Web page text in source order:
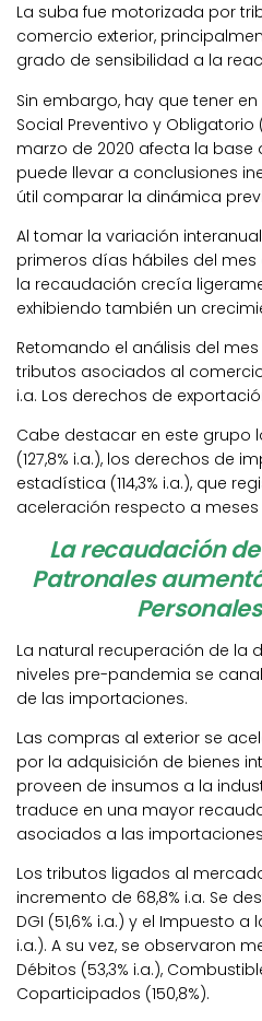
La suba fue motorizada por
comercio exterior,
grado de sensibilidad a la
Sin embargo, hay que tener
Social Preventivo y Obligatorio
marzo de 2020 afecta la
puede llevar a conclusiones
útil comparar la dinámica
Al tomar la variación
primeros días hábiles del mes
la recaudación crecía
exhibiendo también un
Retomando el análisis del
tributos asociados al comercio
i.a. Los derechos de
Cabe destacar en este grupo
(127,8% i.a.), los derechos de
estadística (114,3% i.a.), que
aceleración respecto a
La recaudación
Patronales
La natural recuperación de la
niveles pre-pandemia se
de las importaciones.
Las compras al exterior se
por la adquisición de bienes
proveen de insumos a la
traduce en una mayor
asociados a las
Los tributos ligados al
incremento de 68,8% i.a. Se
DGI (51,6% i.a.) y el Impuesto a
i.a.). A su vez, se observaron
Débitos (53,3% i.a.),
Coparticipados (150,8%).